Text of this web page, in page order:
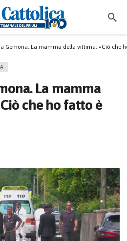
Gemona. La mamma della vittima: «Ciò che
La mamma
che ho fatto è